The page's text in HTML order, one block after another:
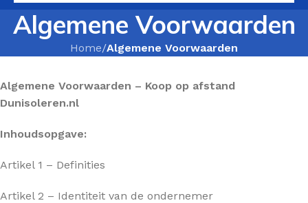
Algemene Voorwaarden
Home/Algemene Voorwaarden
Algemene Voorwaarden – Koop op afstand
Dunisoleren.nl
Inhoudsopgave:
Artikel 1 – Definities
Artikel 2 – Identiteit van de ondernemer